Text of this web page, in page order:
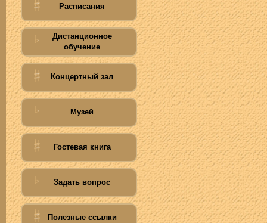
Расписания
Дистанционное
обучение
Концертный зал
Музей
Гостевая книга
Задать вопрос
Полезные ссылки